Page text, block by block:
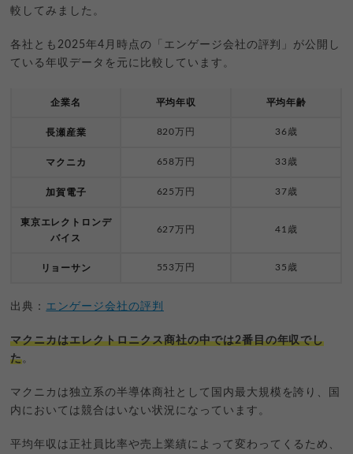
較してみました。
各社とも2025年4月時点の「エンゲージ会社の評判」が公開し
ている年収データを元に比較しています。
企業名 平均年収 平均年齢
長瀬産業 820万円 36歳
マクニカ 658万円 33歳
加賀電子 625万円 37歳
東京エレクトロンデ
バイス
627万円 41歳
リョーサン 553万円 35歳
出典： エンゲージ会社の評判
マクニカはエレクトロニクス商社の中では2番目の年収でし
た。
マクニカは独立系の半導体商社として国内最大規模を誇り、国
内においては競合はいない状況になっています。
平均年収は正社員比率や売上業績によって変わってくるため、